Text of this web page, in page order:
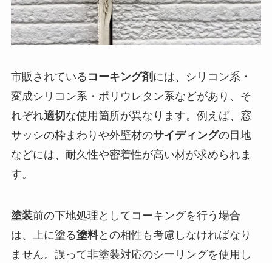
市販されている コーキング剤 には、シリコン系・
変成シリコン系・ポリウレタン系などがあり、そ
れぞれ適切 な使用箇所が異なります。例えば、窓
サッシの枠まわりや外壁材のサイディングの目地
などには、耐久性や密着性が高い材が求められま
す。
塗装前の下地処理としてコーキングを行う場合
は、上に塗る塗料との相性も考慮しなければなり
ません。誤って非塗装対応のシーリングを使用し